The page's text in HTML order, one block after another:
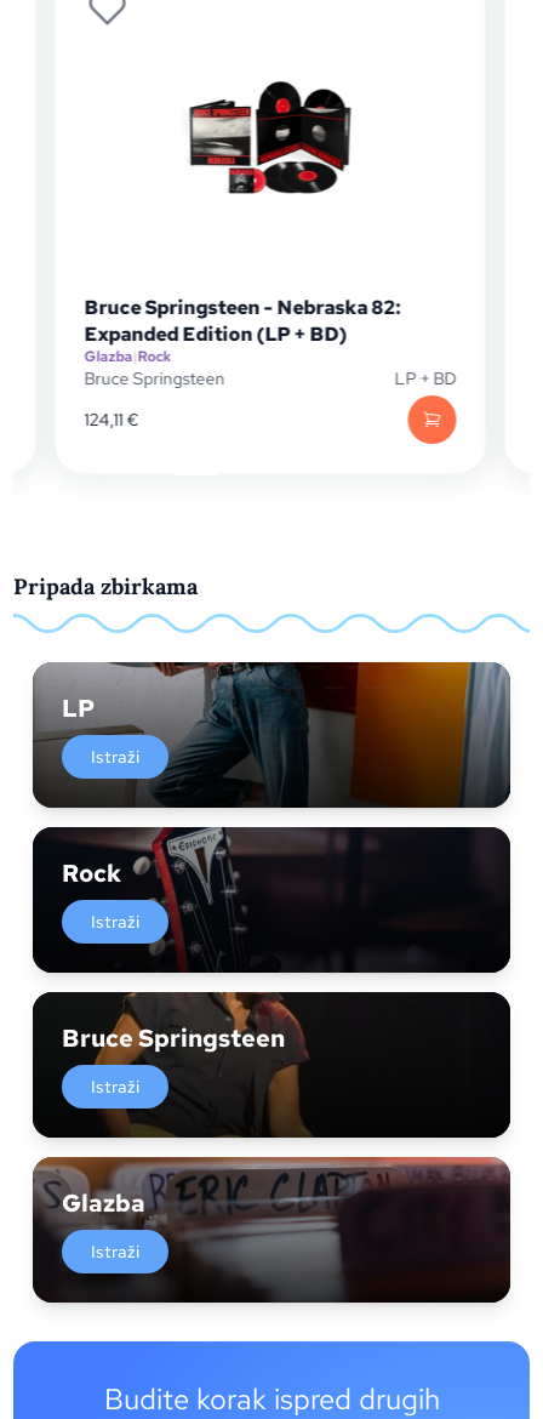
Bruce Springsteen - Nebraska 82:
Expanded Edition (LP + BD)
Glazba|Rock
Bruce Springsteen
LP + BD
124,11€
Pripada zbirkama
LP
Istraži
Rock
Istraži
Bruce Springsteen
Istraži
Glazba
Istraži
Budite korak ispred drugih